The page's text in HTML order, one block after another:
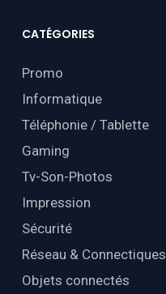
CATÉGORIES
Promo
Informatique
Téléphonie / Tablette
Gaming
Tv-Son-Photos
Impression
Sécurité
Réseau & Connectiques
Objets connectés